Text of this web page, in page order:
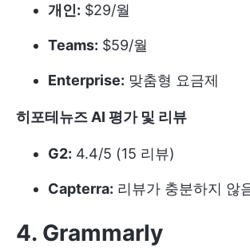
개인: $29/월
Teams: $59/월
Enterprise: 맞춤형 요금제
히포테뉴즈 AI 평가 및 리뷰
G2: 4.4/5 (15 리뷰)
Capterra: 리뷰가 충분하지 않
4. Grammarly